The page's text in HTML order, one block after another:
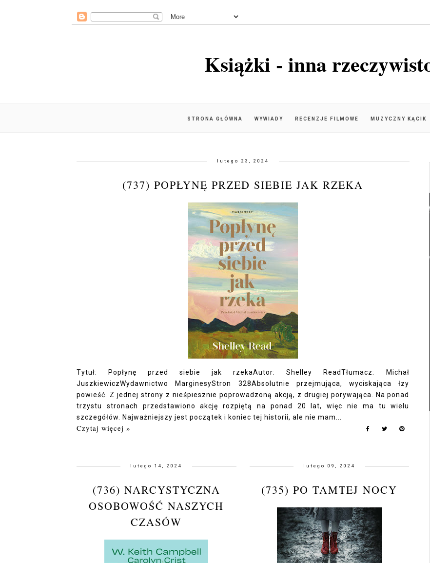
Książki - inna
STRONA GŁÓWNA WYWIADY RECENZJE FILMOWE MUZYCZNY KĄCIK
lutego 23, 2024
(737) POPŁYNĘ PRZED SIEBIE JAK RZEKA
Tytuł: Popłynę przed siebie jak rzekaAutor: Shelley ReadTłumacz: Michał
JuszkiewiczWydawnictwo MarginesyStron 328Absolutnie przejmująca, wyciskająca łzy
powieść. Z jednej strony z nieśpiesznie poprowadzoną akcją, z drugiej porywająca. Na ponad
trzystu stronach przedstawiono akcję rozpiętą na ponad 20 lat, więc nie ma tu wielu
szczegółów. Najważniejszy jest początek i koniec tej historii, ale nie mam...
Czytaj więcej »
lutego 14, 2024
(736) NARCYSTYCZNA
OSOBOWOŚĆ NASZYCH
CZASÓW
lutego 09, 2024
(735) PO TAMTEJ NOCY